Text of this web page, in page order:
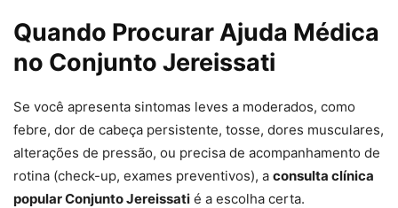
Quando Procurar Ajuda Médica
no Conjunto Jereissati
Se você apresenta sintomas leves a moderados, como
febre, dor de cabeça persistente, tosse, dores musculares,
alterações de pressão, ou precisa de acompanhamento de
rotina (check-up, exames preventivos), a consulta clínica
popular Conjunto Jereissati é a escolha certa.